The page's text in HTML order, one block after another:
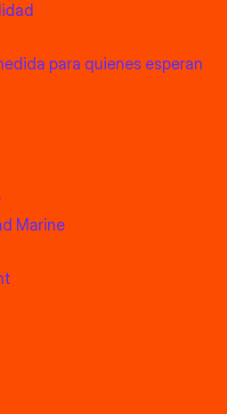
para quienes esperan
Marine